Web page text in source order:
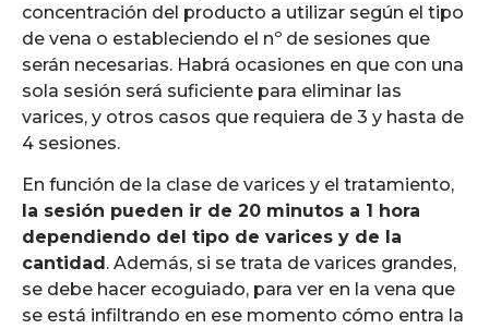
concentración del producto a utilizar según el tipo
de vena o estableciendo el nº de sesiones que
serán necesarias. Habrá ocasiones en que con una
sola sesión será suficiente para eliminar las
varices, y otros casos que requiera de 3 y hasta de
4 sesiones.
En función de la clase de varices y el tratamiento,
la sesión pueden ir de 20 minutos a 1 hora
dependiendo del tipo de varices y de la
cantidad . Además, si se trata de varices grandes,
se debe hacer ecoguiado, para ver en la vena que
se está infiltrando en ese momento cómo entra la